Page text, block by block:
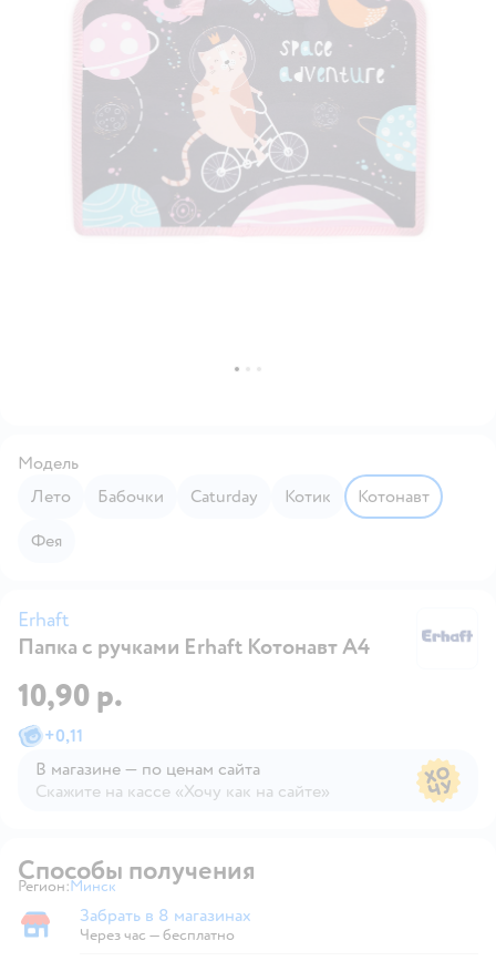
Модель
Лето
Бабочки Caturday Котик
Котонавт
Фея
Erhaft
Папка с ручками Erhaft Котонавт А4
10,90 р.
+0,11
В магазине — по ценам сайта
Скажите на кассе «Хочу как на сайте»
Способы получения
Регион: Выбор адреса доставки.
Минск
Забрать в магазине
Забрать в 8 магазинах
Через час — бесплатно